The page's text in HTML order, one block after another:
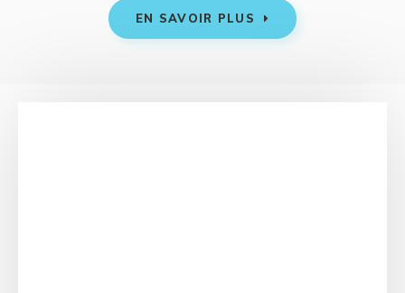
EN SAVOIR PLUS